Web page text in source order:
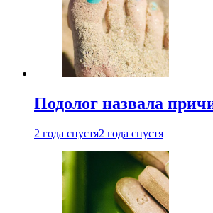
Подолог назвала
2 года спустя2 года спустя